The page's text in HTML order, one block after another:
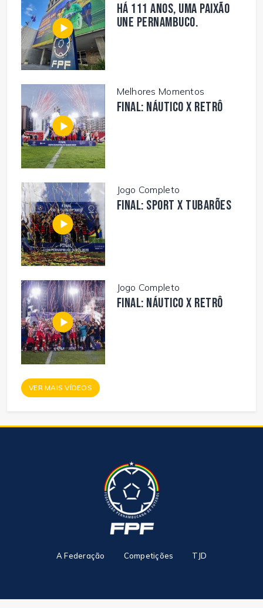
Há 111 anos, uma paixão
une Pernambuco.
Melhores Momentos
FINAL: NÁUTICO X RETRÔ
Jogo Completo
FINAL: SPORT X TUBARÕES
Jogo Completo
FINAL: NÁUTICO X RETRÔ
VER MAIS VÍDEOS
A Federação Competições TJD